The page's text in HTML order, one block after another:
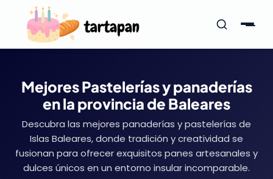
Mejores Pastelerías y panaderías
en la provincia de Baleares
Descubra las mejores panaderías y pastelerías de
Islas Baleares, donde tradición y creatividad se
fusionan para ofrecer exquisitos panes artesanales y
dulces únicos en un entorno insular incomparable.